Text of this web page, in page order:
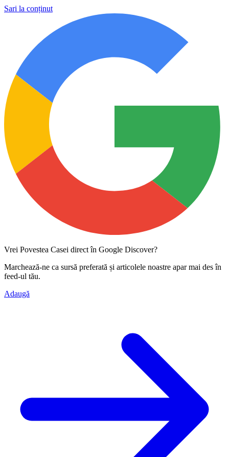
Sari la conținut
Vrei Povestea Casei direct în Google Discover?
Marchează-ne ca sursă preferată și articolele noastre apar mai des în
feed-ul tău.
Adaugă